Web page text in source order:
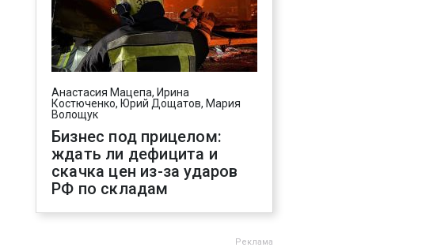
Анастасия Мацепа, Ирина
Костюченко, Юрий Дощатов, Мария
Волощук
Бизнес под прицелом:
ждать ли дефицита и
скачка цен из-за ударов
РФ по складам